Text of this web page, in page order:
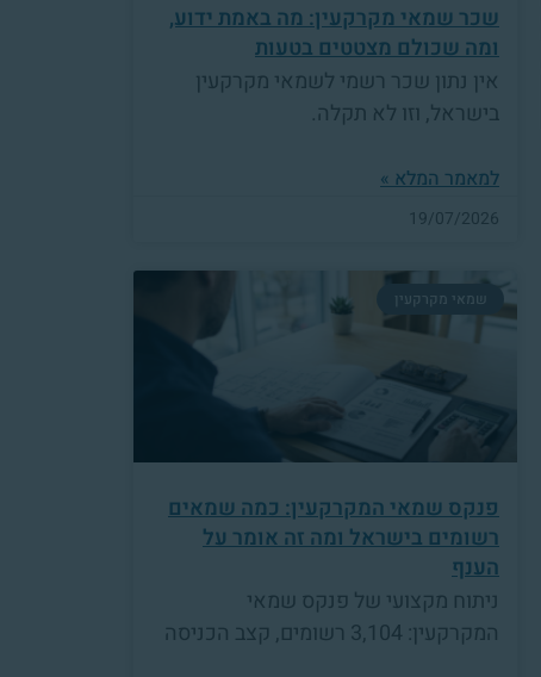
שכר שמאי מקרקעין: מה באמת ידוע,
ומה שכולם מצטטים בטעות
אין נתון שכר רשמי לשמאי מקרקעין
בישראל, וזו לא תקלה.
למאמר המלא »
19/07/2026
שמאי מקרקעין
פנקס שמאי המקרקעין: כמה שמאים
רשומים בישראל ומה זה אומר על
הענף
ניתוח מקצועי של פנקס שמאי
המקרקעין: 3,104 רשומים, קצב הכניסה